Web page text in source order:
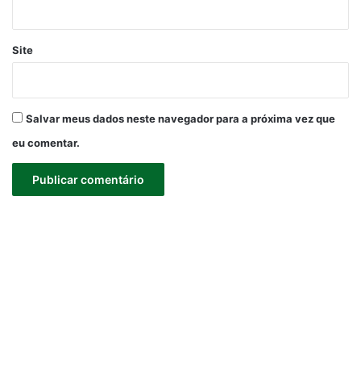
Site
Salvar meus dados neste navegador para a próxima vez que
eu comentar.